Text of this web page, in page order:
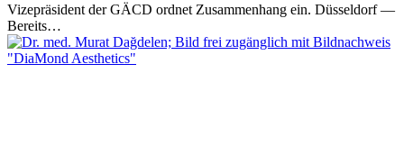
Vizepräsident der GÄCD ordnet Zusammenhang ein. Düsseldorf —
Bereits…